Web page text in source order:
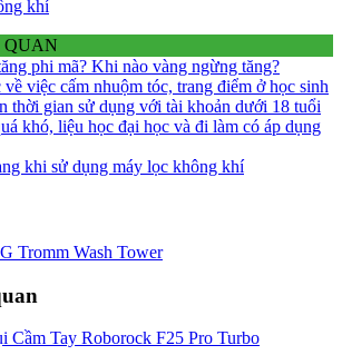
khí
phi mã? Khi nào vàng ngừng tăng?
việc cấm nhuộm tóc, trang điểm ở học sinh
thời gian sử dụng với tài khoản dưới 18 tuổi
khó, liệu học đại học và đi làm có áp dụng
khi sử dụng máy lọc không khí
Tromm Wash Tower